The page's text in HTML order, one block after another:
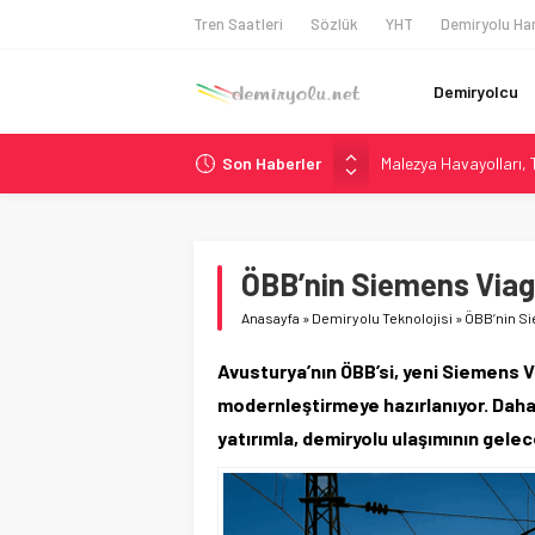
Tren Saatleri Sözlük YHT Demiryolu
Demiryolcu
Son Haberler
Malezya Havayolları,
ÖBB ve RFI’dan
Madrid Atocha’da
İngiltere
ÖBB’nin Siemens
Anasayfa » Demiryolu Teknolojisi » ÖBB’nin
Avusturya’nın ÖBB’si, yeni
modernleştirmeye hazırlanıyor.
yatırımla, demiryolu ulaşımının